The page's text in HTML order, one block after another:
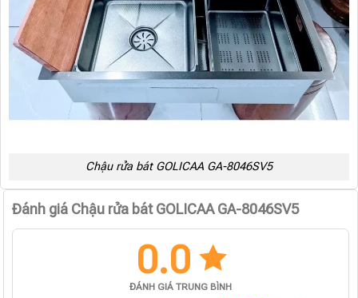
Chậu rửa bát GOLICAA GA-8046SV5
Đánh giá Chậu rửa bát GOLICAA GA-8046SV5
0.0
ĐÁNH GIÁ TRUNG BÌNH